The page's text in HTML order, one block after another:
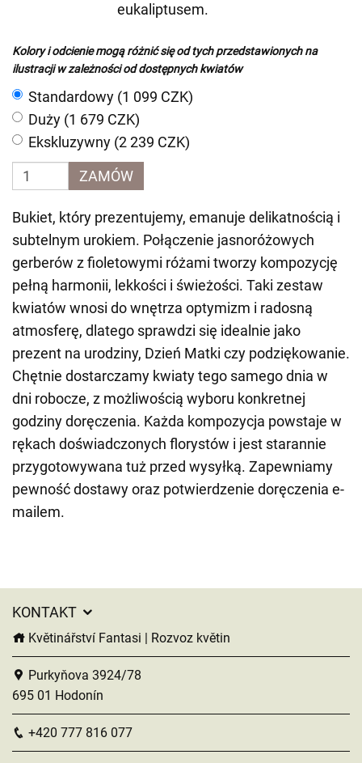
eukaliptusem.
Kolory i odcienie mogą różnić się od tych przedstawionych na
ilustracji w zależności od dostępnych kwiatów
Standardowy (1 099 CZK)
Duży (1 679 CZK)
Ekskluzywny (2 239 CZK)
ZAMÓW
Bukiet, który prezentujemy, emanuje delikatnością i
subtelnym urokiem. Połączenie jasnoróżowych
gerberów z fioletowymi różami tworzy kompozycję
pełną harmonii, lekkości i świeżości. Taki zestaw
kwiatów wnosi do wnętrza optymizm i radosną
atmosferę, dlatego sprawdzi się idealnie jako
prezent na urodziny, Dzień Matki czy podziękowanie.
Chętnie dostarczamy kwiaty tego samego dnia w
dni robocze, z możliwością wyboru konkretnej
godziny doręczenia. Każda kompozycja powstaje w
rękach doświadczonych florystów i jest starannie
przygotowywana tuż przed wysyłką. Zapewniamy
pewność dostawy oraz potwierdzenie doręczenia e-
mailem.
KONTAKT
Květinářství Fantasi | Rozvoz květin
Purkyňova 3924/78
695 01 Hodonín
+420 777 816 077